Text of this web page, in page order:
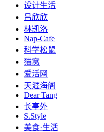
设计生活
吕欣欣
林凯洛
Nap-Cafe
科学松鼠
猫窝
爱活网
天涯海阁
Dear Tang
长亭外
S.Style
美食·生活